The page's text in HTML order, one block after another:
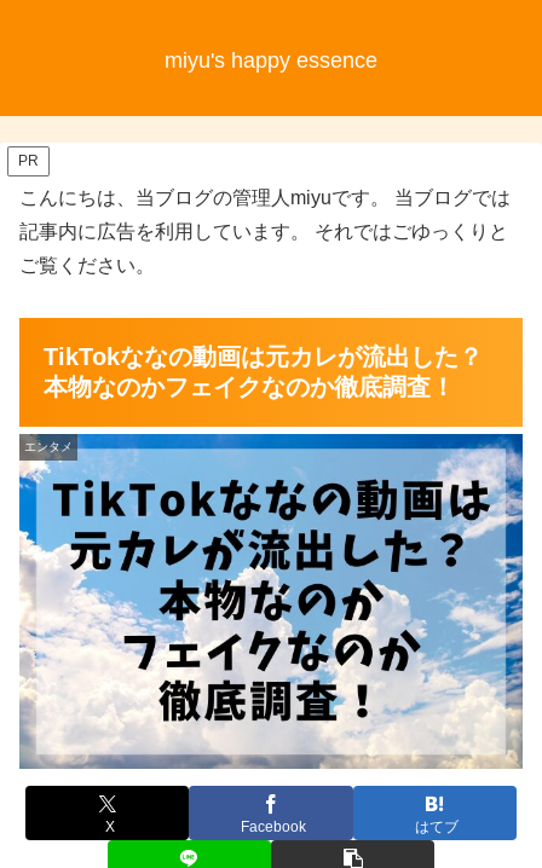
miyu's happy essence
PR
こんにちは、当ブログの管理人miyuです。 当ブログでは
記事内に広告を利用しています。 それではごゆっくりと
ご覧ください。
TikTokななの動画は元カレが流出した？
本物なのかフェイクなのか徹底調査！
エンタメ
X Facebook はてブ